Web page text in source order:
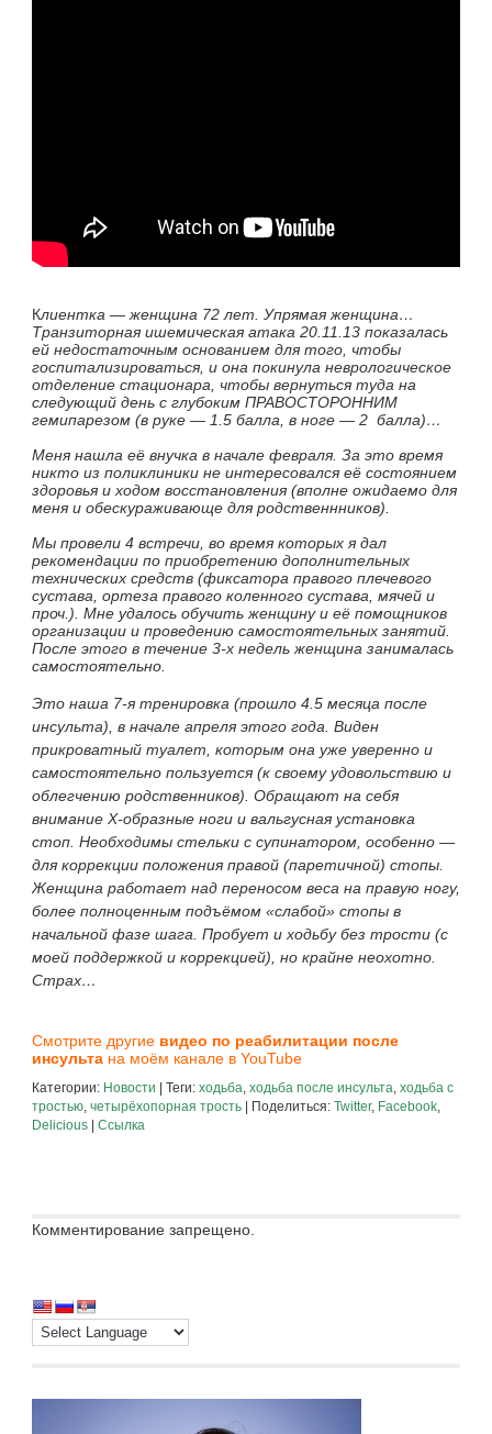
Клиентка — женщина 72 лет. Упрямая женщина…
Транзиторная ишемическая атака 20.11.13 показалась
ей недостаточным основанием для того, чтобы
госпитализироваться, и она покинула неврологическое
отделение стационара, чтобы вернуться туда на
следующий день с глубоким ПРАВОСТОРОННИМ
гемипарезом (в руке — 1.5 балла, в ноге — 2 балла)…
Меня нашла её внучка в начале февраля. За это время
никто из поликлиники не интересовался её состоянием
здоровья и ходом восстановления (вполне ожидаемо для
меня и обескураживающе для родственнников).
Мы провели 4 встречи, во время которых я дал
рекомендации по приобретению дополнительных
технических средств (фиксатора правого плечевого
сустава, ортеза правого коленного сустава, мячей и
проч.). Мне удалось обучить женщину и её помощников
организации и проведению самостоятельных занятий.
После этого в течение 3-х недель женщина занималась
самостоятельно.
Это наша 7-я тренировка (прошло 4.5 месяца после
инсульта), в начале апреля этого года. Виден
прикроватный туалет, которым она уже уверенно и
самостоятельно пользуется (к своему удовольствию и
облегчению родственников). Обращают на себя
внимание Х-образные ноги и вальгусная установка
стоп. Необходимы стельки с супинатором, особенно —
для коррекции положения правой (паретичной) стопы.
Женщина работает над переносом веса на правую ногу,
более полноценным подъёмом «слабой» стопы в
начальной фазе шага. Пробует и ходьбу без трости (с
моей поддержкой и коррекцией), но крайне неохотно.
Страх…
Смотрите другиевидео по реабилитации после
инсультана моём канале в YouTube
Категории: Новости | Теги: ходьба ходьба после инсульта ходьба с
тростью, четырёхопорная трость| Поделиться: Twitter, Facebook,
Delicious| Ссылка
Комментирование запрещено.